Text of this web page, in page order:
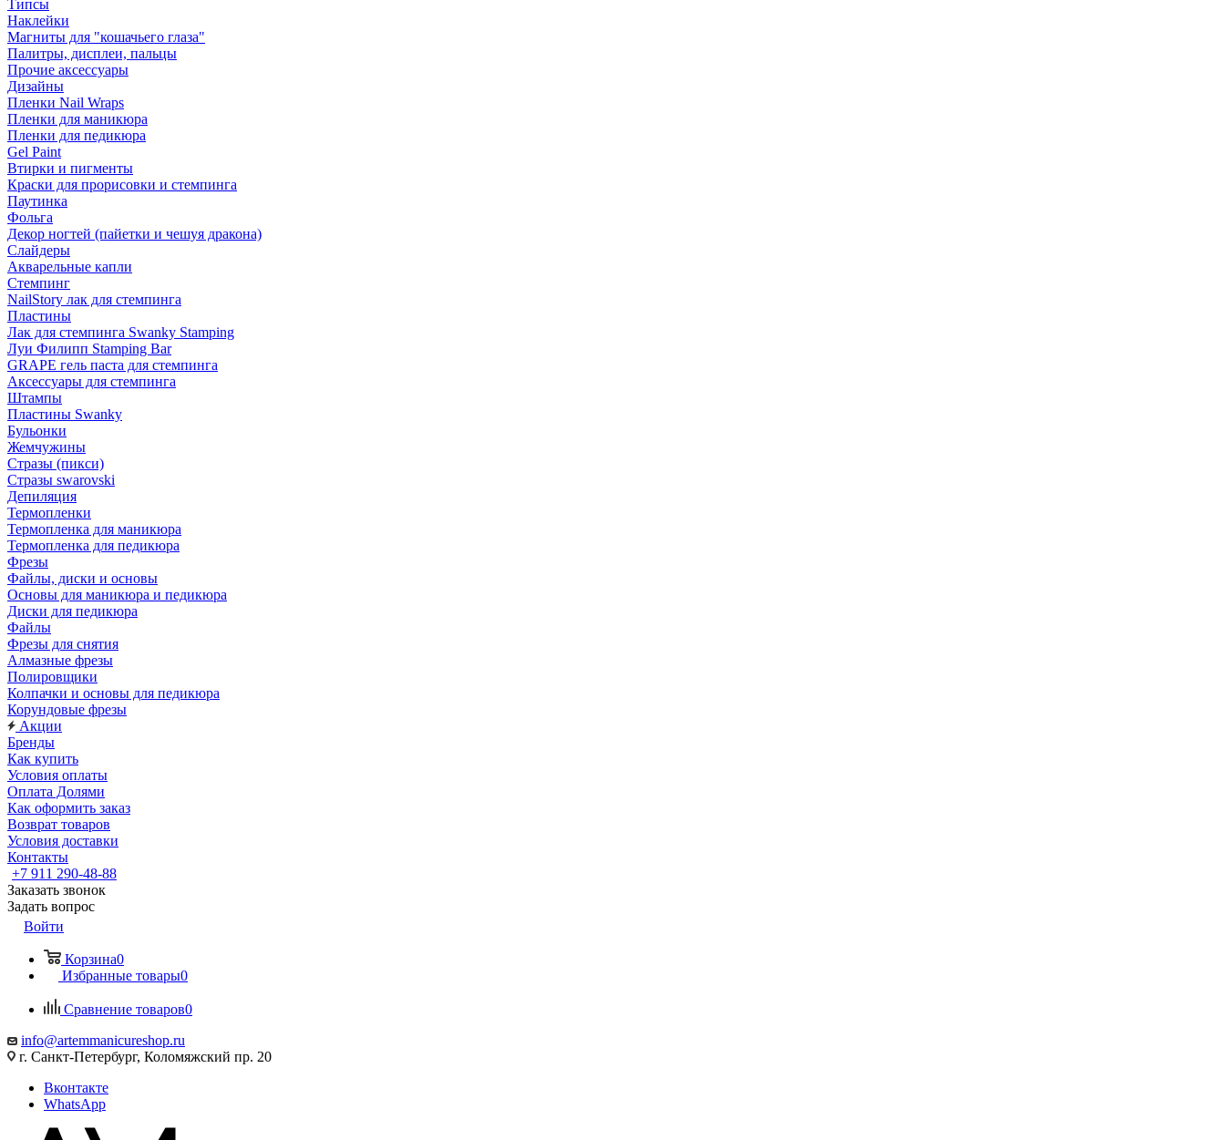
Типсы
Наклейки
Магниты для "кошачьего глаза"
Палитры, дисплеи, пальцы
Прочие аксессуары
Дизайны
Пленки Nail Wraps
Пленки для маникюра
Пленки для педикюра
Gel Paint
Втирки и пигменты
Краски для прорисовки и стемпинга
Паутинка
Фольга
Декор ногтей (пайетки и чешуя дракона)
Слайдеры
Акварельные капли
Стемпинг
NailStory лак для стемпинга
Пластины
Лак для стемпинга Swanky Stamping
Луи Филипп Stamping Bar
GRAPE гель паста для стемпинга
Аксессуары для стемпинга
Штампы
Пластины Swanky
Бульонки
Жемчужины
Стразы (пикси)
Cтразы swarovski
Депиляция
Термопленки
Термопленка для маникюра
Термопленка для педикюра
Фрезы
Файлы, диски и основы
Основы для маникюра и педикюра
Диски для педикюра
Файлы
Фрезы для снятия
Алмазные фрезы
Полировщики
Колпачки и основы для педикюра
Корундовые фрезы
Акции
Бренды
Как купить
Условия оплаты
Оплата Долями
Как оформить заказ
Возврат товаров
Условия доставки
Контакты
+7 911 290-48-88
Заказать звонок
Задать вопрос
Войти
Корзина0
Избранные товары0
Сравнение товаров0
info@artemmanicureshop.ru
г. Санкт-Петербург, Коломяжский пр. 20
Вконтакте
WhatsApp